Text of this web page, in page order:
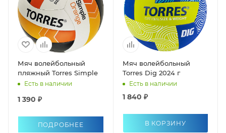
Мяч волейбольный
пляжный Torres Simple
Есть в наличии
1 390 ₽
ПОДРОБНЕЕ
Мяч волейбольный
Torres Dig 2024 г
Есть в наличии
1 840 ₽
В КОРЗИНУ